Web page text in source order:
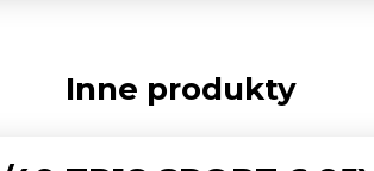
Inne produkty